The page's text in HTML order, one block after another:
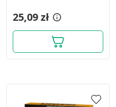
25,09 zł